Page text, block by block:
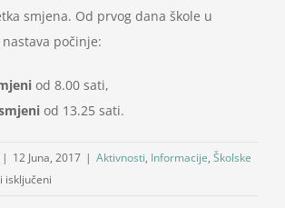
smjena. Od prvog dana škole u
počinje:
od 8.00 sati,
od 13.25 sati.
| 12 Juna, 2017 | Aktivnosti, Informacije, Školske
isključeni